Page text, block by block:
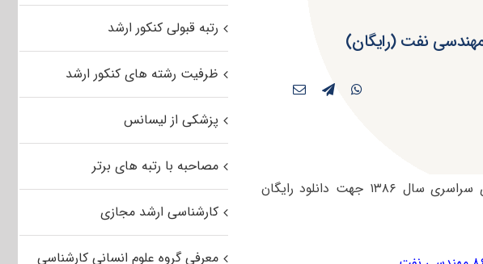
سوالات آزمون کارشناسی ارشد مهندسی‌ نفت دانشگاه های سراسری سال ۱۳۸۶ جهت دانلود رایگان
رتبه قبولی کنکور ارشد
ظرفیت رشته های کنکور ارشد
پزشکی از لیسانس
مصاحبه با رتبه های برتر
کارشناسی ارشد مجازی
معرفی گروه علوم انسانی کارشناسی